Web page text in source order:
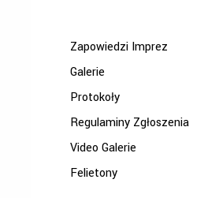
Zapowiedzi Imprez
Galerie
Protokoły
Regulaminy Zgłoszenia
Video Galerie
Felietony